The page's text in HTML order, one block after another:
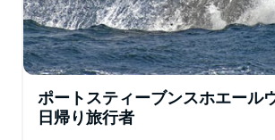
ポートスティーブンスホエール
日帰り旅行者